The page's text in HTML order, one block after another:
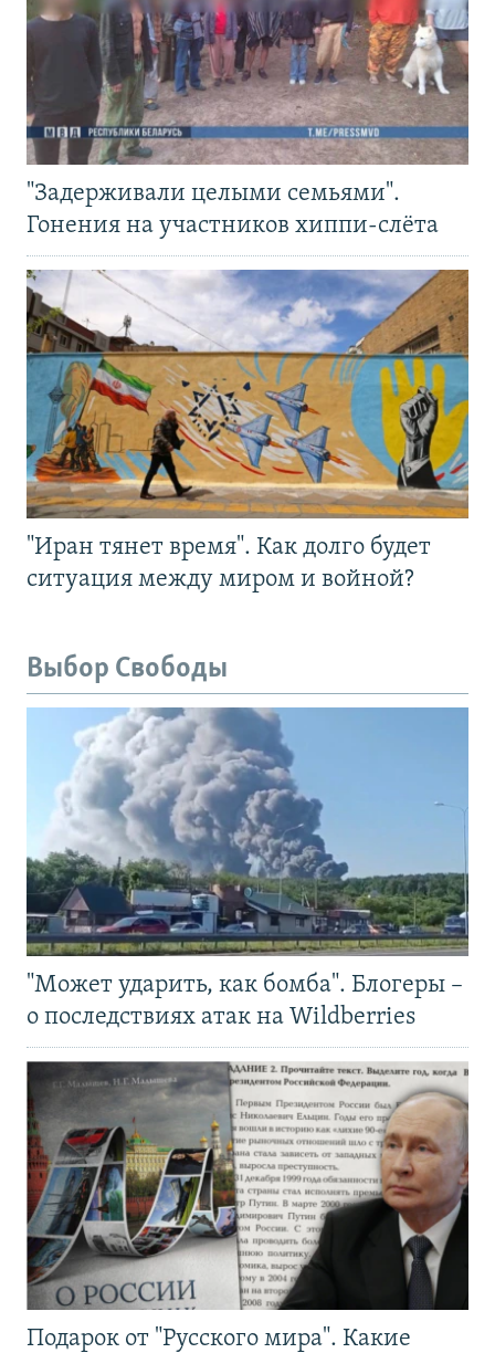
"Задерживали целыми семьями".
Гонения на участников хиппи-слёта
"Иран тянет время". Как долго будет
ситуация между миром и войной?
Выбор Свободы
"Может ударить, как бомба". Блогеры –
о последствиях атак на Wildberries
Подарок от "Русского мира". Какие